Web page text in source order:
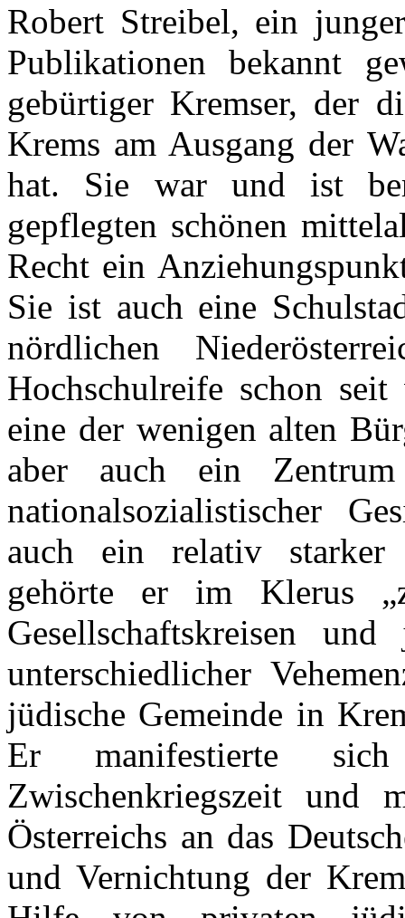
Robert Streibel, ein
Publikationen bekannt
gebürtiger Kremser, der
Krems am Ausgang der
hat. Sie war und ist
gepflegten schönen
Recht ein
Sie ist auch eine
nördlichen
Hochschulreife schon
eine der wenigen alten
aber auch ein Zentrum
nationalsozialistischer
auch ein relativ starker
gehörte er im Klerus
Gesellschaftskreisen
unterschiedlicher
jüdische Gemeinde in
Er manifestierte
Zwischenkriegszeit und
Österreichs an das
und Vernichtung der